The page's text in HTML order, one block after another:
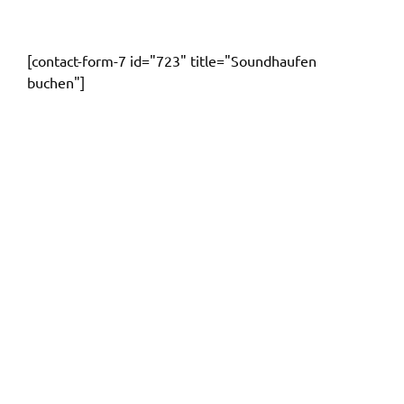
[contact-form-7 id="723" title="Soundhaufen
buchen"]